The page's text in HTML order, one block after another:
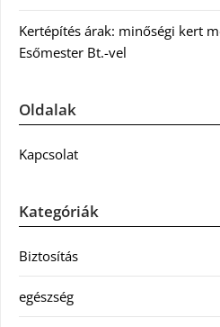
Kertépítés árak: minőségi kert
Esőmester Bt.-vel
Oldalak
Kapcsolat
Kategóriák
Biztosítás
egészség